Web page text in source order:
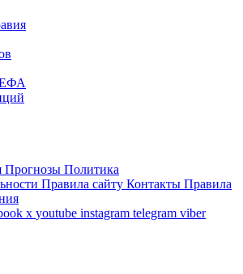
Прогнозы Политика
Правила сайту Контакты Правила
x youtube instagram telegram viber